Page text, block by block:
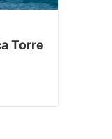
Torre